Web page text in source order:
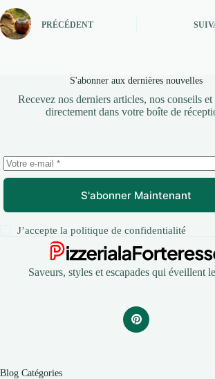
PRÉCÉDENT
S'abonner aux dernières nouvelles
Recevez nos derniers articles, nos conseils et
directement dans votre boîte de
S'abonner Maintenant
J’accepte lapolitique de confidentialité
Saveurs, styles et escapades qui éveillent
Blog Catégories